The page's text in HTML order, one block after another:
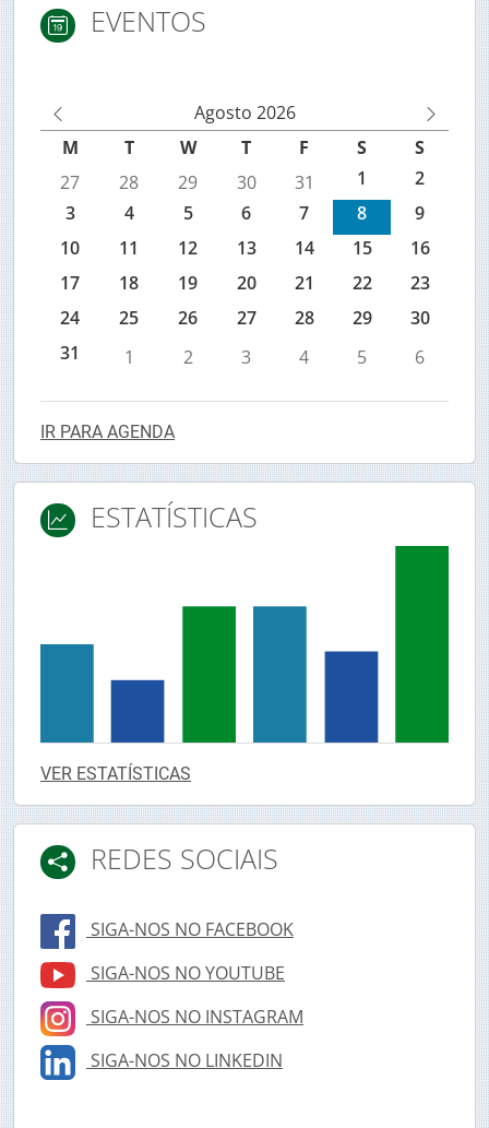
EVENTOS
M
An
te
rio
M
ês
Se
gu
in
te
Agenda de eventos IEFP
Agosto 2026
M
T W T F S
S
27
28 29 30 31 1
2
3
4 5 6 7 8
9
10
11 12 13 14 15
16
17
18 19 20 21 22
23
24
25 26 27 28 29
30
31
1 2 3 4 5 6
IR PARA AGENDA
ESTATÍSTICAS
VER ESTATÍSTICAS
REDES SOCIAIS
SIGA-NOS NO FACEBOOK
SIGA-NOS NO YOUTUBE
SIGA-NOS NO INSTAGRAM
SIGA-NOS NO LINKEDIN